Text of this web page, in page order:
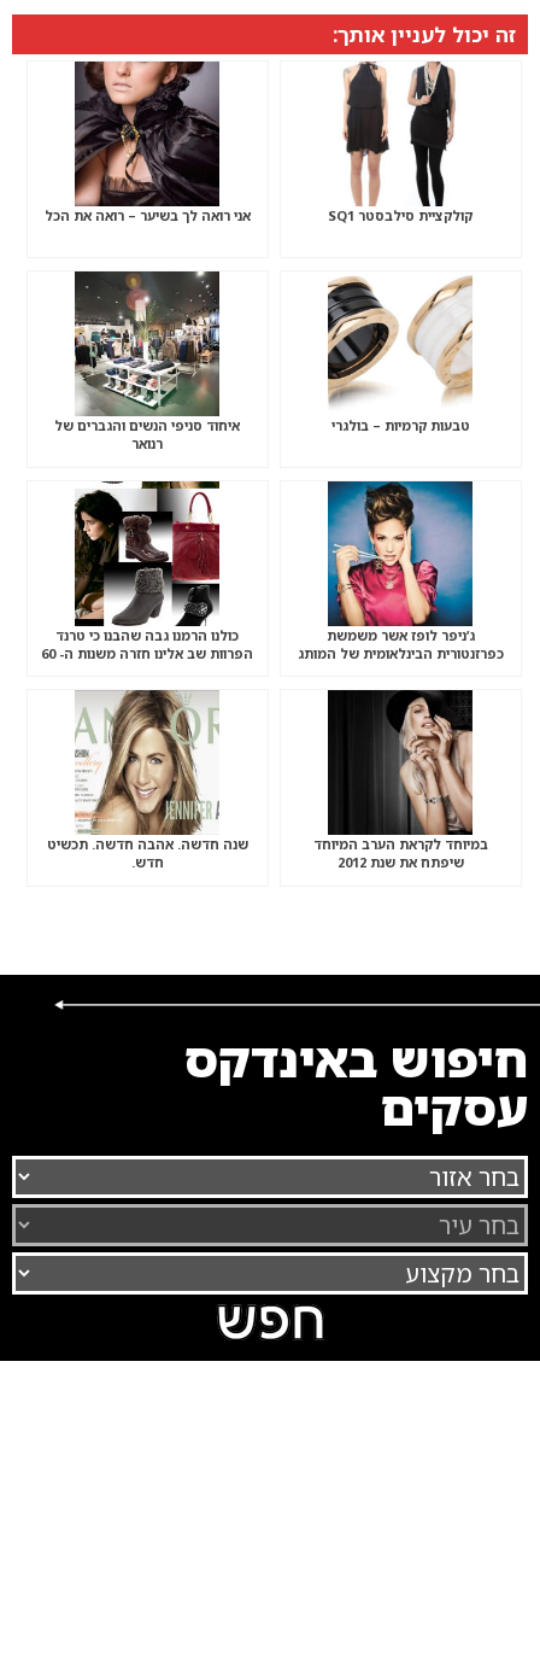
זה יכול לעניין אותך:
קולקציית סילבסטר SQ1 אני רואה לך בשיער – רואה את הכל
טבעות קרמיות – בולגרי
איחוד סניפי הנשים והגברים של
רנואר
ג’ניפר לופז אשר משמשת
כפרזנטורית הבינלאומית של המותג
כולנו הרמנו גבה שהבנו כי טרנד
הפרוות שב אלינו חזרה משנות ה- 60
במיוחד לקראת הערב המיוחד
שיפתח את שנת 2012
שנה חדשה. אהבה חדשה. תכשיט
חדש.
חיפוש באינדקס
עסקים